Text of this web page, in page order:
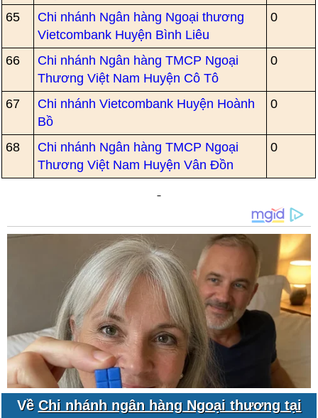
65
Chi nhánh Ngân hàng Ngoại thương
Vietcombank Huyện Bình Liêu
0
66
Chi nhánh Ngân hàng TMCP Ngoại
Thương Việt Nam Huyện Cô Tô
0
67
Chi nhánh Vietcombank Huyện Hoành
Bồ
0
68
Chi nhánh Ngân hàng TMCP Ngoại
Thương Việt Nam Huyện Vân Đồn
0
Về Chi nhánh ngân hàng Ngoại thương tại